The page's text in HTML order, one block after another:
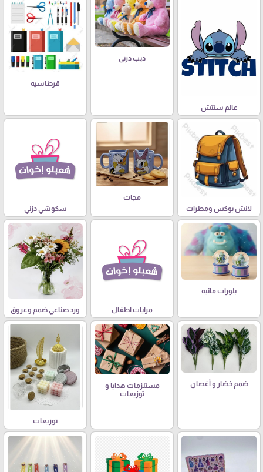
عالم ستتش
دبب دزني
قرطاسيه
لانش بوكس ومطرات
مجات
سكوشي دزني
بلورات مائيه
مرايات اطفال ورد صناعي ضمم وعروق
ضمم خضار و أغصان
مستلزمات هدايا و
توزيعات
توزيعات